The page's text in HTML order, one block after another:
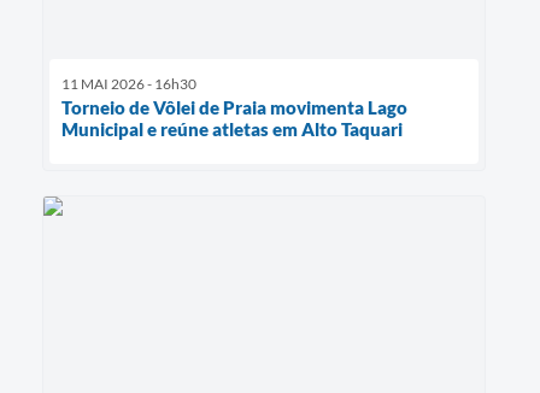
11 MAI 2026 - 16h30
Torneio de Vôlei de Praia movimenta Lago
Municipal e reúne atletas em Alto Taquari